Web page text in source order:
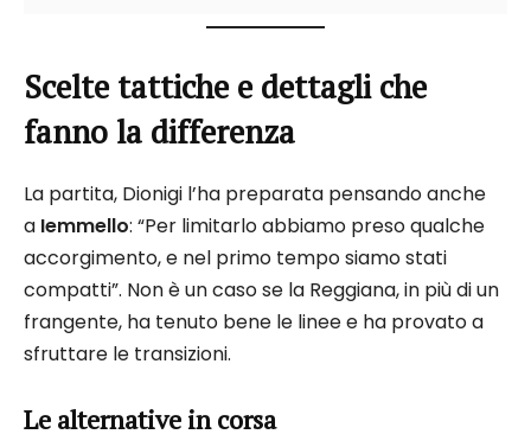
Scelte tattiche e dettagli che
fanno la differenza
La partita, Dionigi l’ha preparata pensando anche
a Iemmello: “Per limitarlo abbiamo preso qualche
accorgimento, e nel primo tempo siamo stati
compatti”. Non è un caso se la Reggiana, in più di un
frangente, ha tenuto bene le linee e ha provato a
sfruttare le transizioni.
Le alternative in corsa